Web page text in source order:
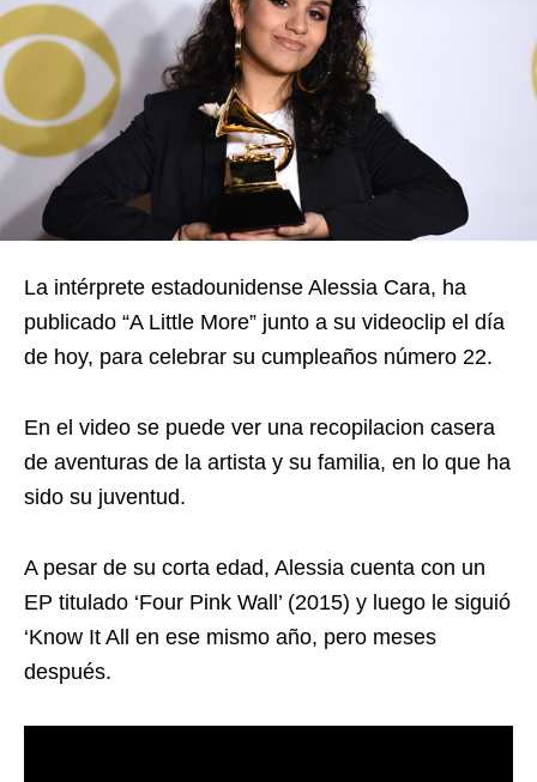
La intérprete estadounidense Alessia Cara, ha
publicado “A Little More” junto a su videoclip el día
de hoy, para celebrar su cumpleaños número 22.
En el video se puede ver una recopilacion casera
de aventuras de la artista y su familia, en lo que ha
sido su juventud.
A pesar de su corta edad, Alessia cuenta con un
EP titulado ‘Four Pink Wall’ (2015) y luego le siguió
‘Know It All en ese mismo año, pero meses
después.